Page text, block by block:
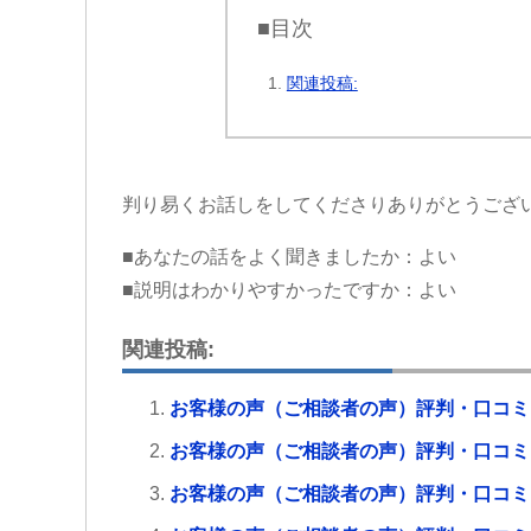
■目次
関連投稿:
判り易くお話しをしてくださりありがとうござ
■あなたの話をよく聞きましたか：よい
■説明はわかりやすかったですか：よい
関連投稿:
お客様の声（ご相談者の声）評判・口コミ
お客様の声（ご相談者の声）評判・口コミ
お客様の声（ご相談者の声）評判・口コミ